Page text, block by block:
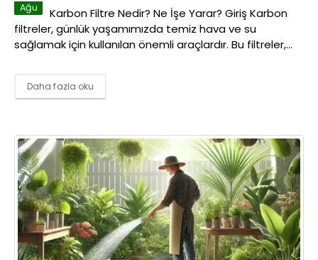
Ağu
Karbon Filtre Nedir? Ne İşe Yarar? Giriş Karbon
filtreler, günlük yaşamımızda temiz hava ve su
sağlamak için kullanılan önemli araçlardır. Bu filtreler,...
Daha fazla oku